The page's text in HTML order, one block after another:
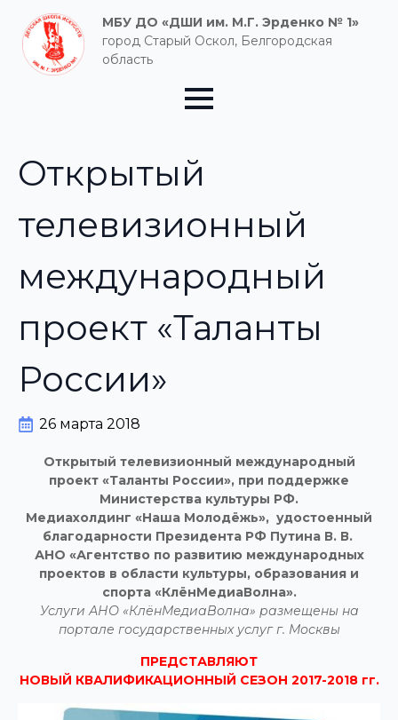
МБУ ДО «ДШИ им. М.Г. Эрденко № 1»
город Старый Оскол, Белгородская
область
Открытый
телевизионный
международный
проект «Таланты
России»
26 марта 2018
Открытый телевизионный международный
проект «Таланты России», при поддержке
Министерства культуры РФ.
Медиахолдинг «Наша Молодёжь», удостоенный
благодарности Президента РФ Путина В. В.
АНО «Агентство по развитию международных
проектов в области культуры, образования и
спорта «КлёнМедиаВолна».
Услуги АНО «КлёнМедиаВолна» размещены на
портале государственных услуг г. Москвы
ПРЕДСТАВЛЯЮТ
НОВЫЙ КВАЛИФИКАЦИОННЫЙ СЕЗОН 2017-2018 гг.